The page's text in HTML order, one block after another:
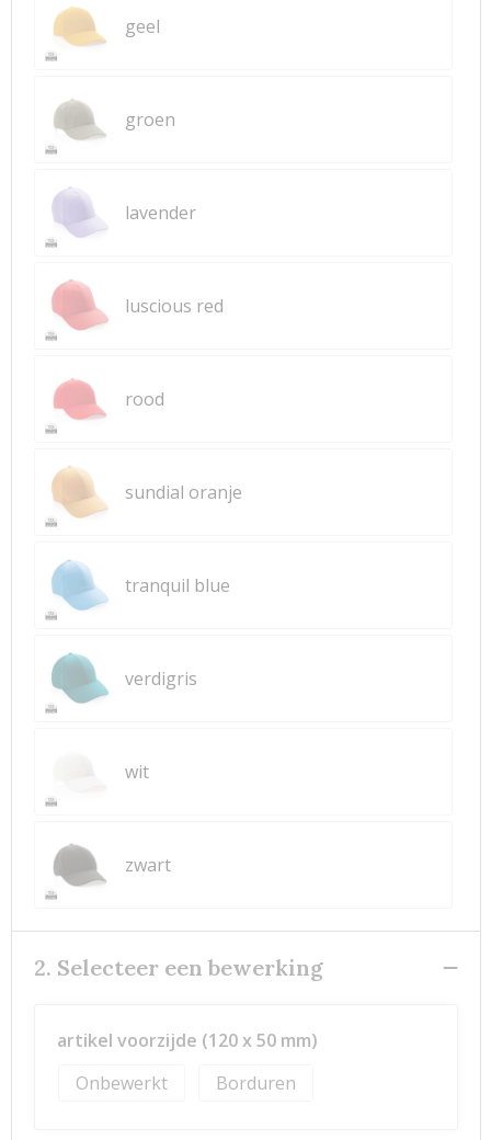
geel
groen
lavender
luscious red
rood
sundial oranje
tranquil blue
verdigris
wit
zwart
2. Selecteer een bewerking
artikel voorzijde (120 x 50 mm)
Onbewerkt
Borduren